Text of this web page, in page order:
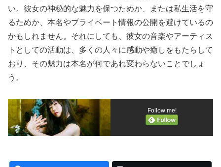
い。彼女の神秘的な魅力を保つためか、または私生活を守
るためか、本名やプライベート情報の公開を避けているの
かもしれません。それにしても、彼女の音楽やアーティス
トとしての活動は、多くの人々に感動や癒しをもたらして
おり、その魅力は本名が何であれ変わらないことでしょ
う。
Follow me!